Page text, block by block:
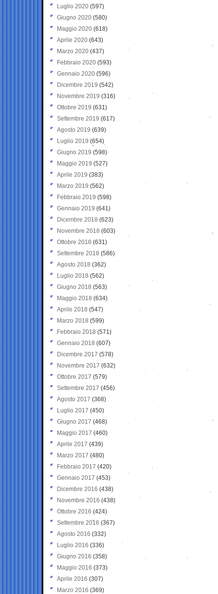
Luglio 2020 (597)
Giugno 2020 (580)
Maggio 2020 (618)
Aprile 2020 (643)
Marzo 2020 (437)
Febbraio 2020 (593)
Gennaio 2020 (596)
Dicembre 2019 (542)
Novembre 2019 (316)
Ottobre 2019 (631)
Settembre 2019 (617)
Agosto 2019 (639)
Luglio 2019 (654)
Giugno 2019 (598)
Maggio 2019 (527)
Aprile 2019 (383)
Marzo 2019 (562)
Febbraio 2019 (598)
Gennaio 2019 (641)
Dicembre 2018 (623)
Novembre 2018 (603)
Ottobre 2018 (631)
Settembre 2018 (586)
Agosto 2018 (362)
Luglio 2018 (562)
Giugno 2018 (563)
Maggio 2018 (634)
Aprile 2018 (547)
Marzo 2018 (599)
Febbraio 2018 (571)
Gennaio 2018 (607)
Dicembre 2017 (578)
Novembre 2017 (632)
Ottobre 2017 (579)
Settembre 2017 (456)
Agosto 2017 (368)
Luglio 2017 (450)
Giugno 2017 (468)
Maggio 2017 (460)
Aprile 2017 (439)
Marzo 2017 (480)
Febbraio 2017 (420)
Gennaio 2017 (453)
Dicembre 2016 (438)
Novembre 2016 (438)
Ottobre 2016 (424)
Settembre 2016 (367)
Agosto 2016 (332)
Luglio 2016 (336)
Giugno 2016 (358)
Maggio 2016 (373)
Aprile 2016 (307)
Marzo 2016 (369)